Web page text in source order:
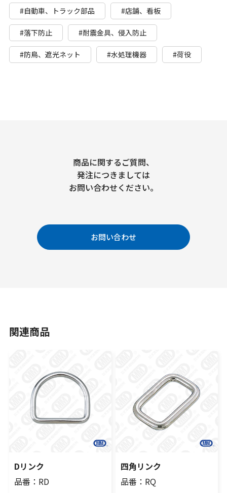
#自動車、トラック部品 #店舗、看板
#落下防止 #耐震金具、侵入防止
#防鳥、遮光ネット #水処理機器 #荷役
商品に関するご質問、
発注につきましては
お問い合わせください。
お問い合わせ
関連商品
Dリンク
品番：RD
四角リンク
品番：RQ